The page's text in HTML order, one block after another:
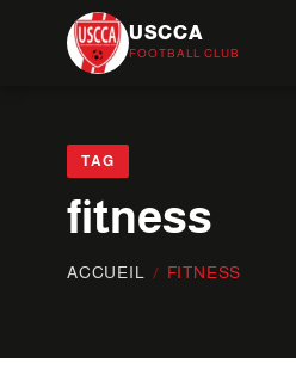
USCCA
FOOTBALL CLUB
TAG
fitness
ACCUEIL / FITNESS